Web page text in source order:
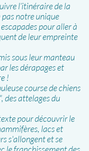
l’itinéraire de la
pas notre unique
pour aller à
de leur empreinte
sous leur manteau
les dérapages et
!
course de chiens
des attelages du
pour découvrir le
lacs et
s'allongent et se